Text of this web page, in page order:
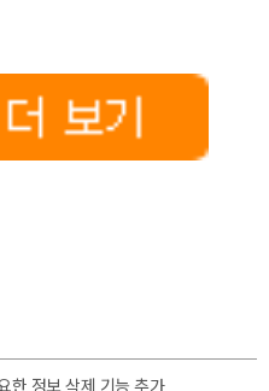
한 정보 삭제 기능 추가